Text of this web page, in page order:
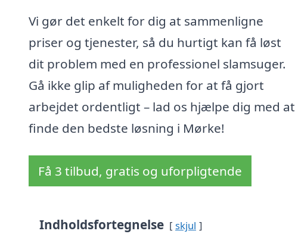
Vi gør det enkelt for dig at sammenligne
priser og tjenester, så du hurtigt kan få løst
dit problem med en professionel slamsuger.
Gå ikke glip af muligheden for at få gjort
arbejdet ordentligt – lad os hjælpe dig med at
finde den bedste løsning i Mørke!
Få 3 tilbud, gratis og uforpligtende
Indholdsfortegnelse skjul